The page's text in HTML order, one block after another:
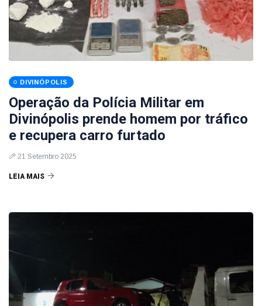
DIVINÓPOLIS
Operação da Polícia Militar em
Divinópolis prende homem por tráfico
e recupera carro furtado
21 Setembro 2025
LEIA MAIS